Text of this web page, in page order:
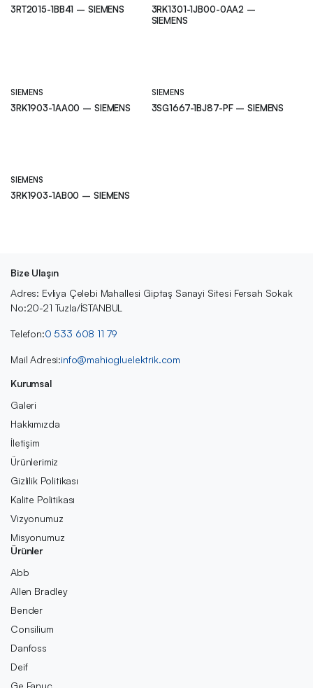
3RT2015-1BB41 – SIEMENS
3RK1301-1JB00-0AA2 –
SIEMENS
SIEMENS
3RK1903-1AA00 – SIEMENS
SIEMENS
3SG1667-1BJ87-PF – SIEMENS
SIEMENS
3RK1903-1AB00 – SIEMENS
Bize Ulaşın
Adres: Evliya Çelebi Mahallesi Giptaş Sanayi Sitesi Fersah Sokak
No:20-21 Tuzla/İSTANBUL
Telefon:0 533 608 11 79
Mail Adresi:info@mahiogluelektrik.com
Kurumsal
Galeri
Hakkımızda
İletişim
Ürünlerimiz
Gizlilik Politikası
Kalite Politikası
Vizyonumuz
Misyonumuz
Ürünler
Abb
Allen Bradley
Bender
Consilium
Danfoss
Deif